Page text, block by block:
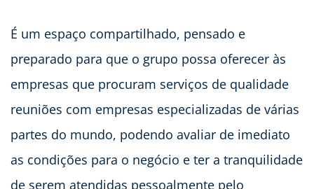
É um espaço compartilhado, pensado e
preparado para que o grupo possa oferecer às
empresas que procuram serviços de qualidade
reuniões com empresas especializadas de várias
partes do mundo, podendo avaliar de imediato
as condições para o negócio e ter a tranquilidade
de serem atendidas pessoalmente pelo